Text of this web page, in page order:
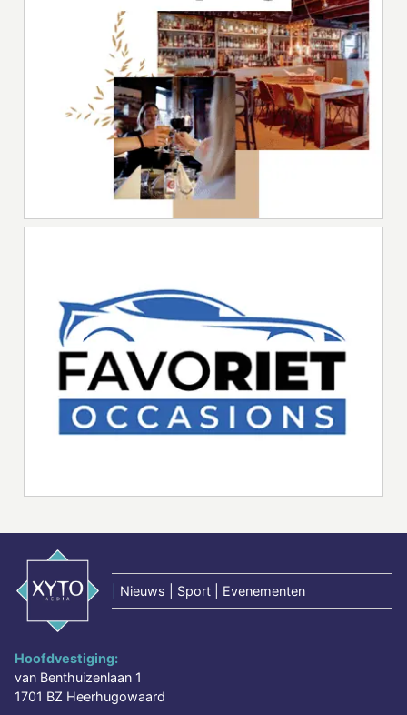
Nieuws | Sport | Evenementen
Hoofdvestiging:
van Benthuizenlaan 1
1701 BZ Heerhugowaard